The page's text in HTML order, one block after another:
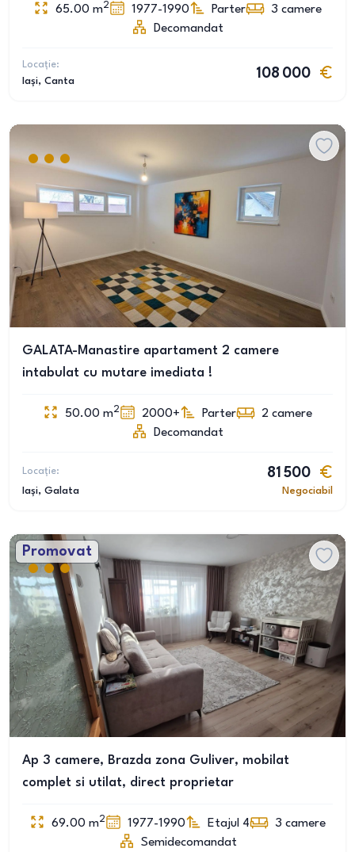
65.00 m2 1977-1990 Parter 3 camere
Decomandat
Locație:
Iași, Canta
108 000
GALATA-Manastire apartament 2 camere
intabulat cu mutare imediata !
50.00 m2 2000+ Parter 2 camere
Decomandat
Locație:
Iași, Galata
81 500
Negociabil
Promovat
Ap 3 camere, Brazda zona Guliver, mobilat
complet si utilat, direct proprietar
69.00 m2 1977-1990 Etajul 4 3 camere
Semidecomandat